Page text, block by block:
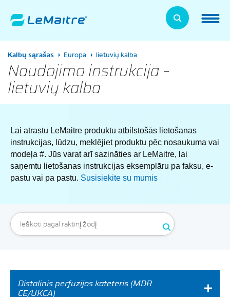
main
content
Products
Expand
Patients
Expand
News, Training, and Events
Expand
Investor Relations
Expand
Expand
Contact
Expand
Privacy
Kalbų sąrašas Europa lietuvių kalba
Naudojimo instrukcija –
lietuvių kalba
Lai atrastu LeMaitre produktu atbilstošās lietošanas
instrukcijas, lūdzu, meklējiet produktu pēc nosaukuma vai
modeļa #. Jūs varat arī sazināties ar LeMaitre, lai
saņemtu lietošanas instrukcijas eksemplāru pa faksu, e-
pastu vai pa pastu. Susisiekite su mumis
Distalinis perfuzijos kateteris (MDR
CE/UKCA)